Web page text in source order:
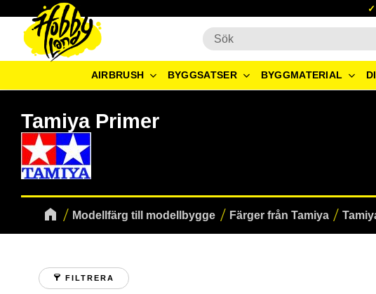
AIRBRUSH BYGGSATSER BYGGMATERIAL
Tamiya Primer
Modellfärg till modellbygge Färger från Tamiya
FILTRERA